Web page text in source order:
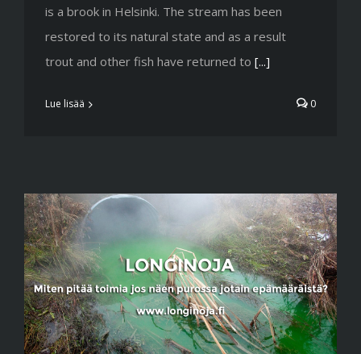
is a brook in Helsinki. The stream has been
restored to its natural state and as a result
trout and other fish have returned to [...]
Lue lisää 0